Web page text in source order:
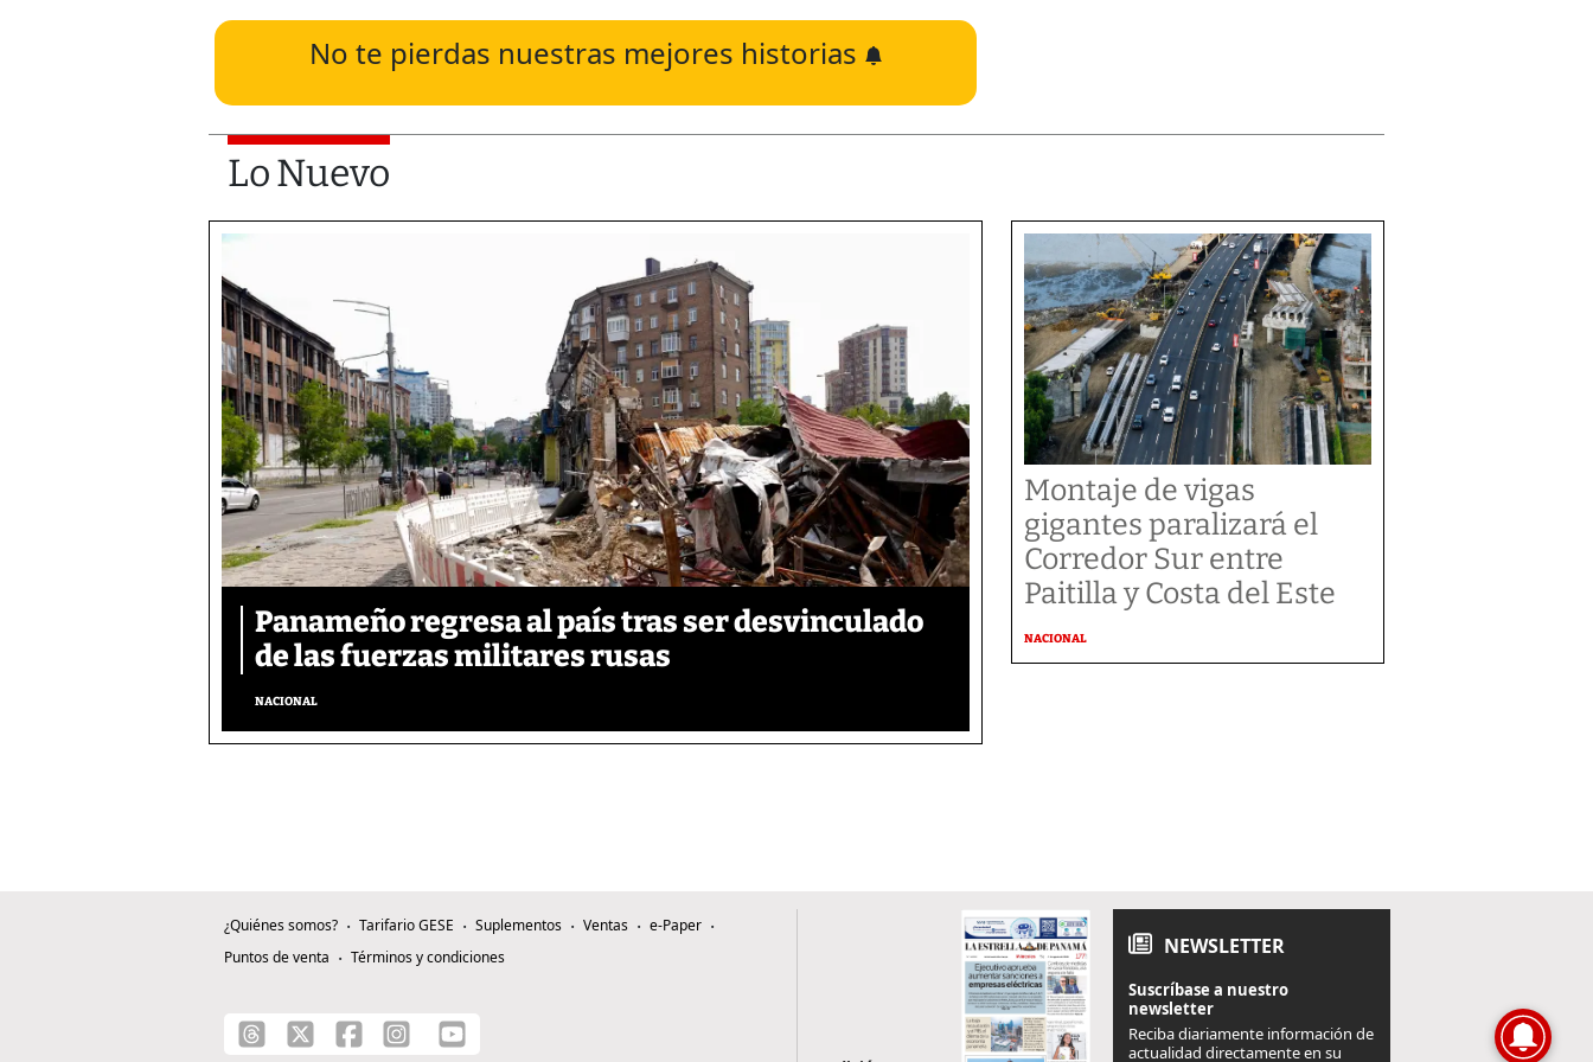
No te pierdas nuestras mejores historias
Lo Nuevo
Panameño regresa al país tras ser desvinculado
de las fuerzas militares rusas
NACIONAL
Montaje de vigas
gigantes paralizará el
Corredor Sur entre
Paitilla y Costa del Este
NACIONAL
¿Quiénes somos? Tarifario GESE Suplementos Ventas
e-Paper
Puntos de venta
Términos y condiciones NEWSLETTER
Suscríbase a nuestro
newsletter
Reciba diariamente información de
actualidad directamente en su